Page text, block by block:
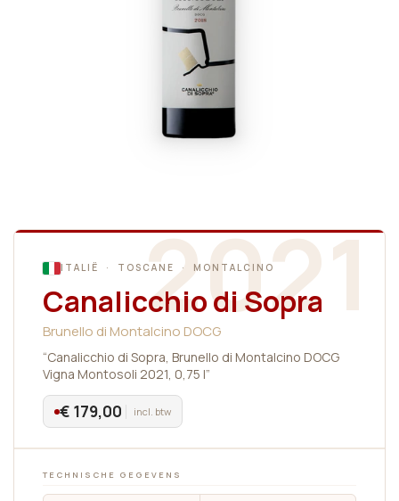
2021
ITALIË · TOSCANE · MONTALCINO
Canalicchio di Sopra
Brunello di Montalcino DOCG
“Canalicchio di Sopra, Brunello di Montalcino DOCG
Vigna Montosoli 2021, 0,75 l”
€ 179,00 incl. btw
TECHNISCHE GEGEVENS